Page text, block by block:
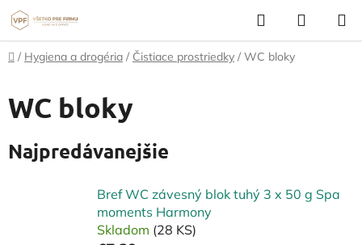
Prejsť
na
obsah
Hľadať
KOŠÍK
Domov
/ Hygiena a drogéria / Čistiace prostriedky / WC bloky
WC bloky
Najpredávanejšie
Bref WC závesný blok tuhý 3 x 50 g Spa
moments Harmony
Skladom (28 KS)